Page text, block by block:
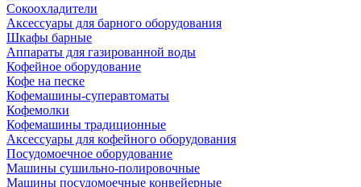
Сокоохладители
Аксессуары для барного оборудования
Шкафы барные
Аппараты для газированной воды
Кофейное оборудование
Кофе на песке
Кофемашины-суперавтоматы
Кофемолки
Кофемашины традиционные
Аксессуары для кофейного оборудования
Посудомоечное оборудование
Машины сушильно-полировочные
Машины посудомоечные конвейерные